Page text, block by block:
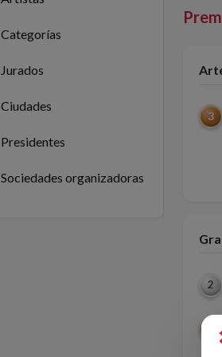
Categorías
Jurados
Ciudades
Presidentes
Sociedades organizadoras
3
2